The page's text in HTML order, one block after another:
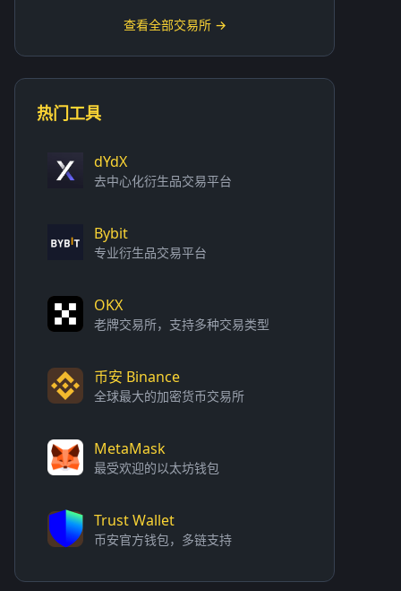
查看全部交易所 →
热门工具
dYdX
去中心化衍生品交易平台
Bybit
专业衍生品交易平台
OKX
老牌交易所，支持多种交易类型
币安 Binance
全球最大的加密货币交易所
MetaMask
最受欢迎的以太坊钱包
Trust Wallet
币安官方钱包，多链支持